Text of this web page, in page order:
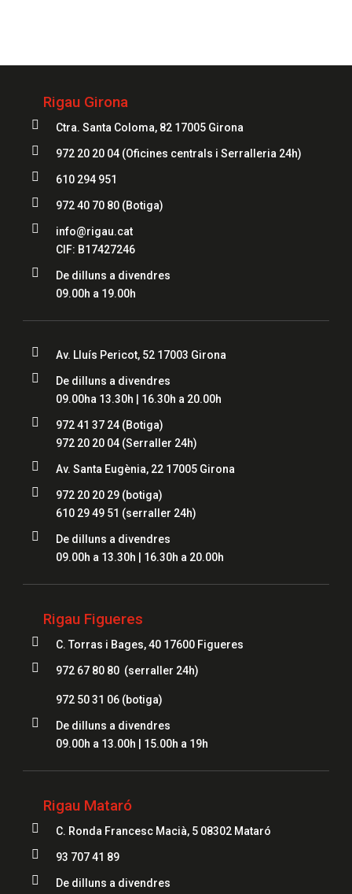
Rigau Girona
 Ctra. Santa Coloma, 82 17005 Girona
 972 20 20 04 (Oficines centrals i Serralleria 24h)
 610 294 951
 972 40 70 80 (Botiga)

info@rigau.cat
CIF: B17427246

De dilluns a divendres
09.00h a 19.00h
 Av. Lluís Pericot, 52 17003 Girona

De dilluns a divendres
09.00ha 13.30h | 16.30h a 20.00h
 972 41 37 24(Botiga)
972 20 20 04(Serraller 24h)
 Av. Santa Eugènia, 22 17005 Girona

972 20 20 29 (botiga)
610 29 49 51 (serraller 24h)

De dilluns a divendres
09.00h a 13.30h | 16.30h a 20.00h
Rigau Figueres
 C. Torras i Bages, 40 17600 Figueres
 972 67 80 80 (serraller 24h)
972 50 31 06(botiga)

De dilluns a divendres
09.00h a 13.00h | 15.00h a 19h
Rigau Mataró
 C. Ronda Francesc Macià, 5 08302 Mataró
 93 707 41 89

De dilluns a divendres